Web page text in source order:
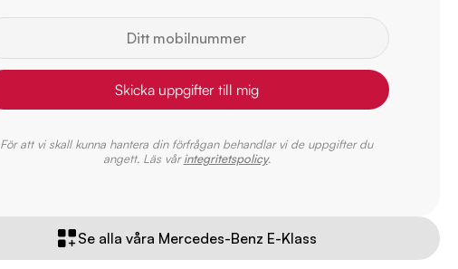
Skicka uppgifter till mig
För att vi skall kunna hantera din förfrågan behandlar vi de uppgifter du
angett. Läs vårintegritetspolicy.
Se alla våra Mercedes-Benz E-Klass